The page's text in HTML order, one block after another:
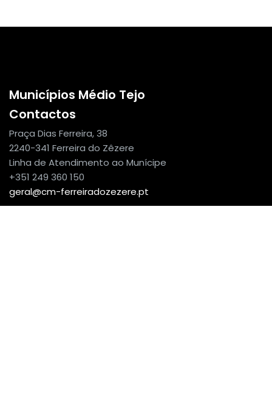
Municípios Médio Tejo
Contactos
Praça Dias Ferreira, 38
2240-341 Ferreira do Zêzere
Linha de Atendimento ao Munícipe
+351 249 360 150
geral@cm-ferreiradozezere.pt